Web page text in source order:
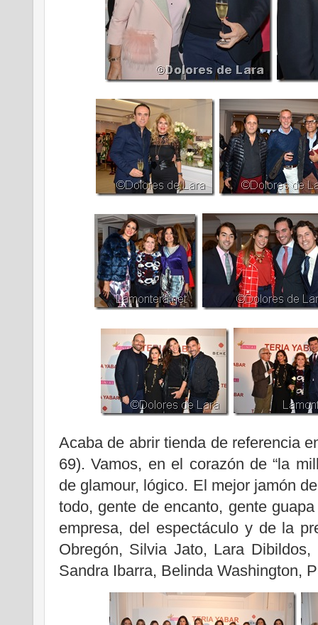
Acaba de abrir tienda de referencia
69). Vamos, en el corazón de “la
de glamour, lógico. El mejor jamón
todo, gente de encanto, gente
empresa, del espectáculo y de la
Obregón, Silvia Jato, Lara
Sandra Ibarra, Belinda Washington,